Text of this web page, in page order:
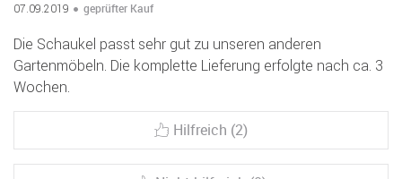
07.09.2019 geprüfter Kauf
Die Schaukel passt sehr gut zu unseren anderen
Gartenmöbeln. Die komplette Lieferung erfolgte nach ca. 3
Wochen.
Hilfreich (2)